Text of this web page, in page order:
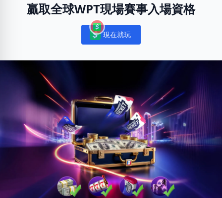
贏取全球WPT現場賽事入場資格
Notifications
現在就玩